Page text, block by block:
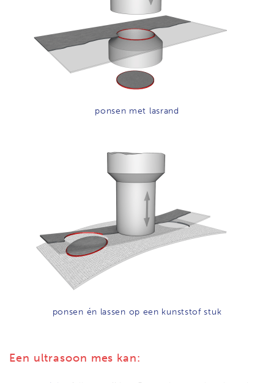
ponsen met lasrand
ponsen én lassen op een kunststof stuk
Een ultrasoon mes kan: